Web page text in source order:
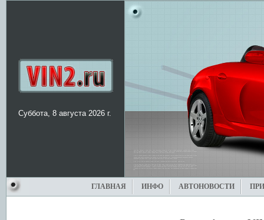
Суббота, 8 августа 2026 г.
ГЛАВНАЯ ИНФО АВТОНОВОСТИ